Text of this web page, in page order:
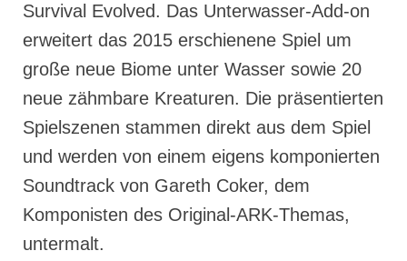
Survival Evolved. Das Unterwasser-Add-on
erweitert das 2015 erschienene Spiel um
große neue Biome unter Wasser sowie 20
neue zähmbare Kreaturen. Die präsentierten
Spielszenen stammen direkt aus dem Spiel
und werden von einem eigens komponierten
Soundtrack von Gareth Coker, dem
Komponisten des Original-ARK-Themas,
untermalt.